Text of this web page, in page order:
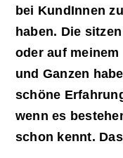
bei KundInnen
haben. Die
oder auf
und Ganzen
schöne
wenn es
schon kennt.